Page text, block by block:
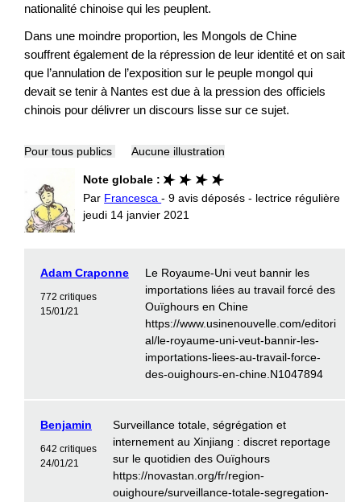
nationalité chinoise qui les peuplent.
Dans une moindre proportion, les Mongols de Chine
souffrent également de la répression de leur identité et on sait
que l’annulation de l’exposition sur le peuple mongol qui
devait se tenir à Nantes est due à la pression des officiels
chinois pour délivrer un discours lisse sur ce sujet.
Pour tous publics Aucune illustration
Note globale :
Par Francesca- 9 avis déposés - lectrice régulière
jeudi 14 janvier 2021
Adam Craponne
772 critiques
15/01/21
Le Royaume-Uni veut bannir les
importations liées au travail forcé des
Ouïghours en Chine
https://www.usinenouvelle.com/editori
al/le-royaume-uni-veut-bannir-les-
importations-liees-au-travail-force-
des-ouighours-en-chine.N1047894
Benjamin
642 critiques
24/01/21
Surveillance totale, ségrégation et
internement au Xinjiang : discret reportage
sur le quotidien des Ouïghours
https://novastan.org/fr/region-
ouighoure/surveillance-totale-segregation-